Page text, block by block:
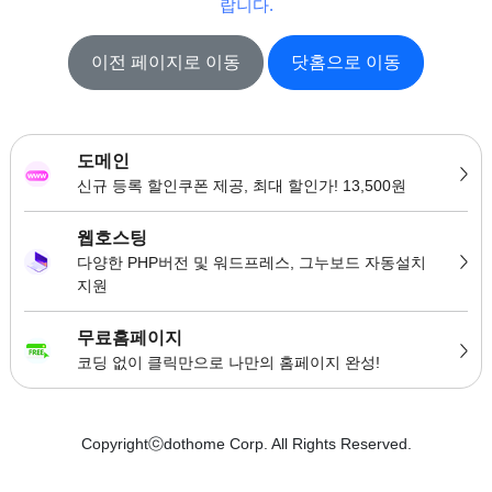
랍니다.
이전 페이지로 이동 닷홈으로 이동
도메인
신규 등록 할인쿠폰 제공, 최대 할인가! 13,500원
웹호스팅
다양한 PHP버전 및 워드프레스, 그누보드 자동설치
지원
무료홈페이지
코딩 없이 클릭만으로 나만의 홈페이지 완성!
Copyrightⓒdothome Corp. All Rights Reserved.